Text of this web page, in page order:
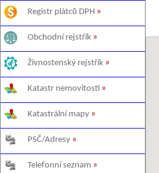
Registr plátců DPH »
Obchodní rejstřík »
Živnostenský rejstřík »
Katastr nemovitostí »
Katastrální mapy »
PSČ/Adresy »
Telefonní seznam »